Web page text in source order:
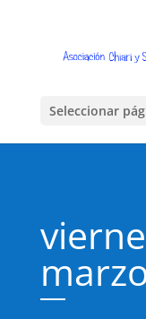
Seleccionar